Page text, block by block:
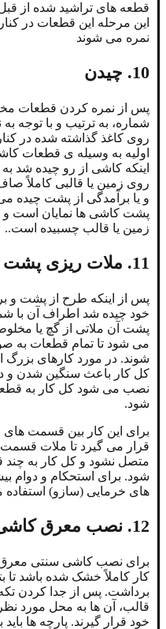
قطعه های تراشید شده از
این مرحله این قطعات در
نمره می شوند
10. چیدن
پس از نمره کردن قطعات
شماره، به ترتیب و با توجه به
روی کاغذ گذاشته شده در
اولیه به وسیله ی قطعات
اینکه کاشی از رو چیده شد
روی زمین یا قالبی کاملاً
و یا برآمدگی از پشت چیده
پشت کاشی ها نمایان است و
زمین یا قالب چسبیده است..
11. ملات ریزی پشت کاشی معرق
پس از اینکه طرح از پشت
خود چیده شد اطراف آن با
پشت آن ملاتی از گچ یا
می شود تا تمام قطعات به
شوند. در مورد کارهای بزرگ
کل کار باعث سنگین شدن و
نصب می شود کل کار به
شود.
برای این کار بین قسمت های
قرار می گیرد تا ملات قسمت
متصل نشود و کل کار به
شود. برای استحکام و دوام
های خرمایی (سازو)
12. نصب معرق کاشی
برای نصب کاشی سنتی معرق
کار کاملاً خشک شده باشد تا
برداشت. پس از جدا کردن تکه
قالب، آن ها به محل مورد
خود قرار گیرند. پارچه ها